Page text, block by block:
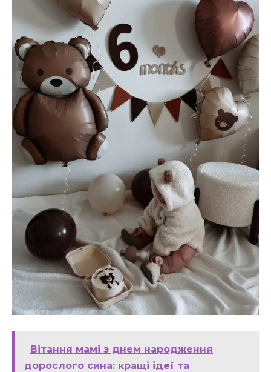
Вітання мамі з днем народження
дорослого сина: кращі ідеї та